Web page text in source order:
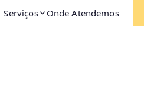
Serviços Onde Atendemos